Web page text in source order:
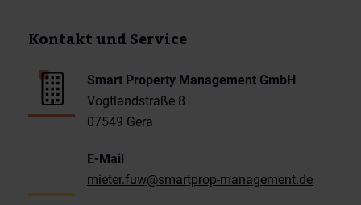
Kontakt und Service
Smart Property Management GmbH
Vogtlandstraße 8
07549 Gera
E-Mail
mieter.fuw@smartprop-management.de